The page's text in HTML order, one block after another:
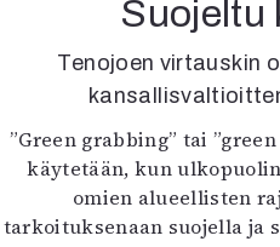
Suojeltu
Tenojoen virtauskin
”Green grabbing” tai
käytetään, kun
omien alueellisten
tarkoituksenaan suojella ja